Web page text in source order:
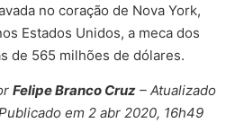
no coração de Nova York,
Estados Unidos, a meca dos
de 565 milhões de dólares.
Felipe Branco Cruz – Atualizado
em 2 abr 2020, 16h49